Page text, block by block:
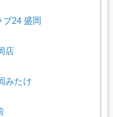
24 盛岡
店
みたけ